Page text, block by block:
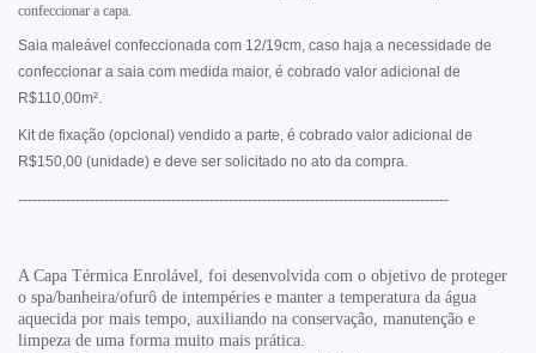
confeccionar a capa.
Saia maleável confeccionada com 12/19cm, caso haja a necessidade de
confeccionar a saia com medida maior, é cobrado valor adicional de
R$110,00m².
Kit de fixação (opcional) vendido a parte, é cobrado valor adicional de
R$150,00 (unidade) e deve ser solicitado no ato da compra.
------------------------------------------------------------------------------------------
A Capa Térmica Enrolável, foi desenvolvida com o objetivo de proteger
o spa/banheira/ofurô de intempéries e manter a temperatura da água
aquecida por mais tempo, auxiliando na conservação, manutenção e
limpeza de uma forma muito mais prática.